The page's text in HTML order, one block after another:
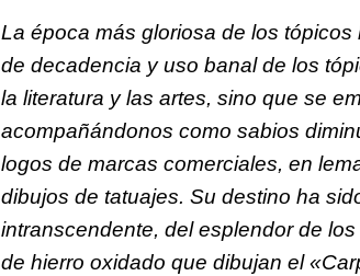
La época más gloriosa de los
de decadencia y uso banal de los
la literatura y las artes, sino que se
acompañándonos como sabios
logos de marcas comerciales, en
dibujos de tatuajes. Su destino ha
intranscendente, del esplendor de
de hierro oxidado que dibujan el